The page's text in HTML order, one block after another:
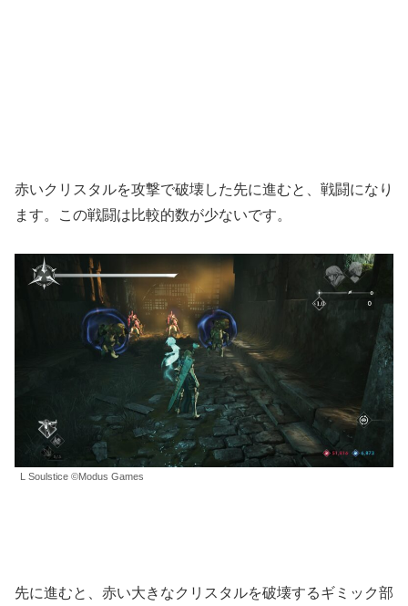
赤いクリスタルを攻撃で破壊した先に進むと、戦闘になり
ます。この戦闘は比較的数が少ないです。
L Soulstice ©Modus Games
先に進むと、赤い大きなクリスタルを破壊するギミック部